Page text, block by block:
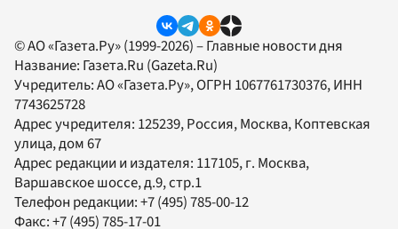
© АО «Газета.Ру» (1999-2026) – Главные новости дня
Название: Газета.Ru (Gazeta.Ru)
Учредитель:АО «Газета.Ру», ОГРН 1067761730376, ИНН
7743625728
Адрес учредителя: 125239, Россия, Москва, Коптевская
улица, дом 67
Адрес редакции и издателя: 117105, г. Москва,
Варшавское шоссе, д.9, стр.1
Телефон редакции:+7 (495) 785-00-12
Факс:+7 (495) 785-17-01